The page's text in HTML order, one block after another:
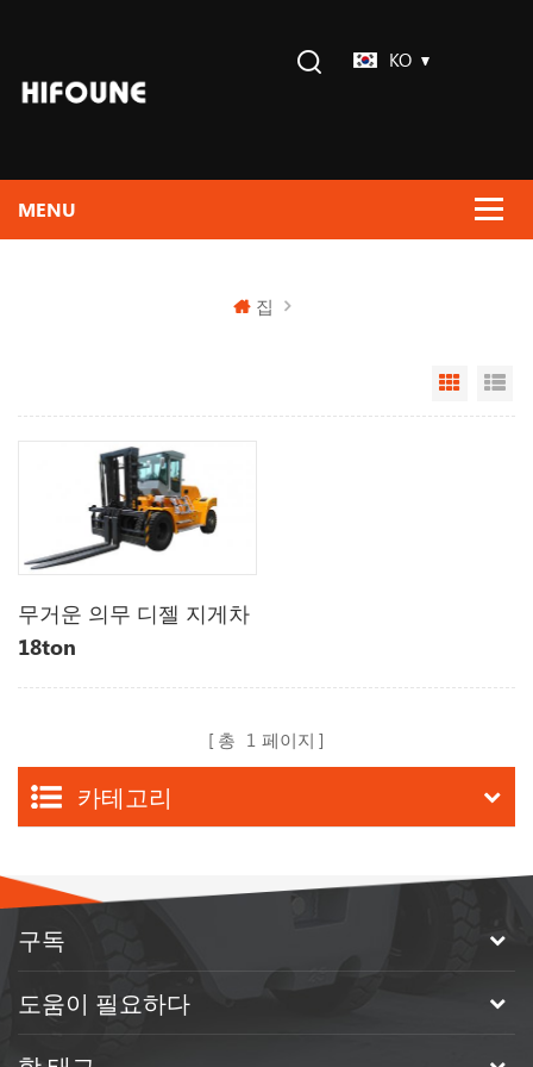
KO
집
Grid
무거운 의무 디젤 지게차
18ton
총 1 페이지
카테고리
구독
도움이 필요하다